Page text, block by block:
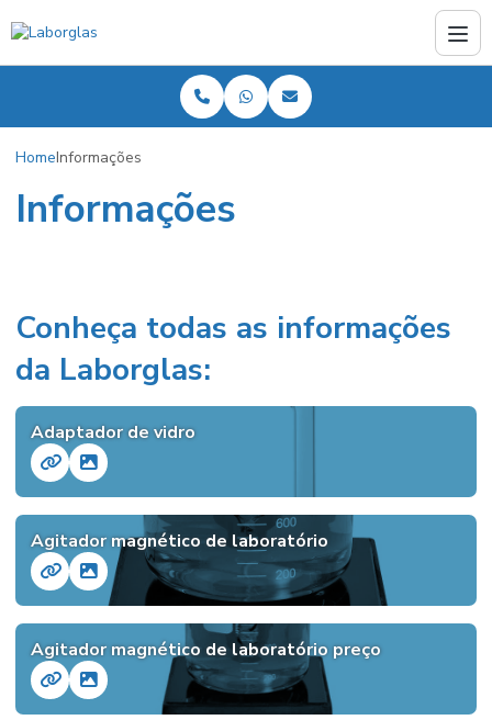
HomeInformações
Informações
Conheça todas as informações
da Laborglas:
Adaptador de vidro
Agitador magnético de laboratório
Agitador magnético de laboratório preço